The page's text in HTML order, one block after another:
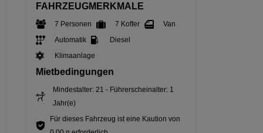
FAHRZEUGMERKMALE
7 Personen 7 Koffer
Van
Automatik
Diesel
Klimaanlage
Mietbedingungen
Mindestalter: 21 - Führerscheinalter: 1
Jahr(e)
Für dieses Fahrzeug ist eine Kaution von